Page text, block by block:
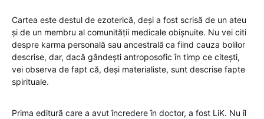
Cartea este destul de ezoterică, deși a fost scrisă de un ateu
și de un membru al comunității medicale obișnuite. Nu vei citi
despre karma personală sau ancestrală ca fiind cauza bolilor
descrise, dar, dacă gândești antroposofic în timp ce citești,
vei observa de fapt că, deși materialiste, sunt descrise fapte
spirituale.
Prima editură care a avut încredere în doctor, a fost LiK. Nu îl